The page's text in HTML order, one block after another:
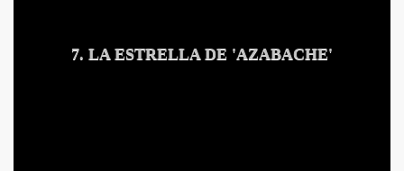
7. LA ESTRELLA DE 'AZABACHE'